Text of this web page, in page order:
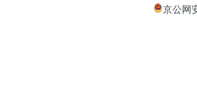
京公网